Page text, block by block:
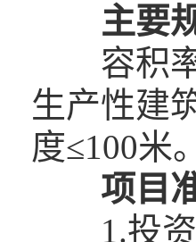
主要
容积率
生产性建
度≤100米。
项目
1.投